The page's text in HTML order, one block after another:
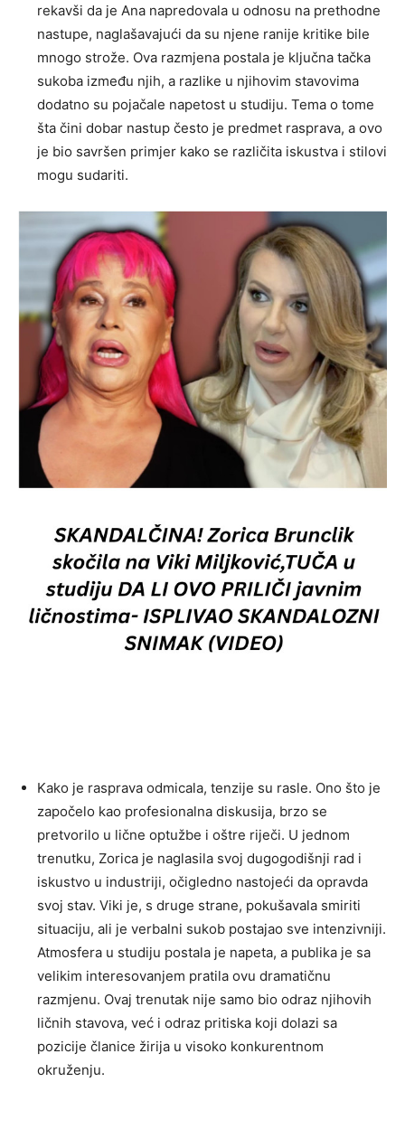
rekavši da je Ana napredovala u odnosu na prethodne
nastupe, naglašavajući da su njene ranije kritike bile
mnogo strože. Ova razmjena postala je ključna tačka
sukoba između njih, a razlike u njihovim stavovima
dodatno su pojačale napetost u studiju. Tema o tome
šta čini dobar nastup često je predmet rasprava, a ovo
je bio savršen primjer kako se različita iskustva i stilovi
mogu sudariti.
Kako je rasprava odmicala, tenzije su rasle. Ono što je
započelo kao profesionalna diskusija, brzo se
pretvorilo u lične optužbe i oštre riječi. U jednom
trenutku, Zorica je naglasila svoj dugogodišnji rad i
iskustvo u industriji, očigledno nastojeći da opravda
svoj stav. Viki je, s druge strane, pokušavala smiriti
situaciju, ali je verbalni sukob postajao sve intenzivniji.
Atmosfera u studiju postala je napeta, a publika je sa
velikim interesovanjem pratila ovu dramatičnu
razmjenu. Ovaj trenutak nije samo bio odraz njihovih
ličnih stavova, već i odraz pritiska koji dolazi sa
pozicije članice žirija u visoko konkurentnom
okruženju.